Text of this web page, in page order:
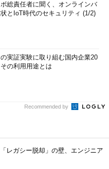
総責任者に聞く、オンラインバ
とIoT時代のセキュリティ (1/2)
実証実験に取り組む国内企業20
の利用用途とは
Recommended by
レガシー脱却」の壁、エンジニア